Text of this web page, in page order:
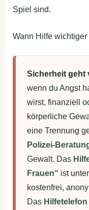
Spiel sind.
Wann Hilfe
Sicherheit geht
wenn du Angst
wirst, finanziell
körperliche
eine Trennung
Polizei-
Gewalt. Das
Frauen“ ist unter
kostenfrei,
Das